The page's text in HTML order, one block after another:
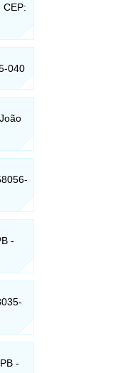
040
-
-